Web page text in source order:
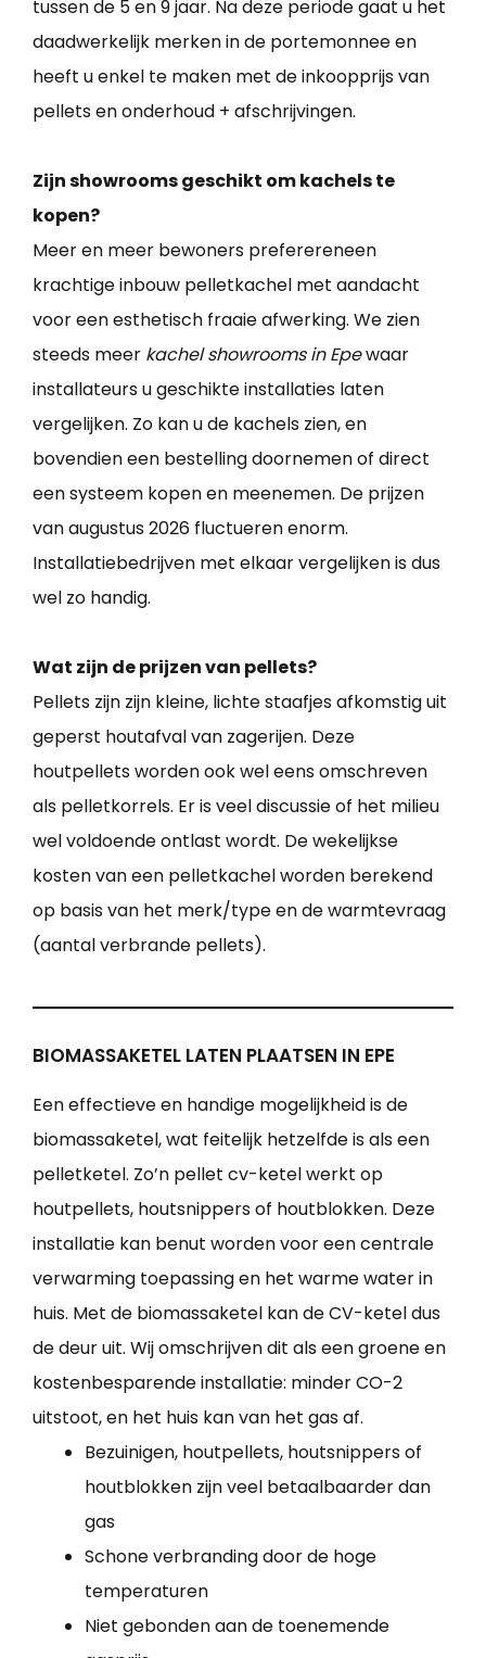
tussen de 5 en 9 jaar. Na deze periode gaat u het
daadwerkelijk merken in de portemonnee en
heeft u enkel te maken met de inkoopprijs van
pellets en onderhoud + afschrijvingen.
Zijn showrooms geschikt om kachels te
kopen?
Meer en meer bewoners preferereneen
krachtige inbouw pelletkachel met aandacht
voor een esthetisch fraaie afwerking. We zien
steeds meer kachel showrooms in Epewaar
installateurs u geschikte installaties laten
vergelijken. Zo kan u de kachels zien, en
bovendien een bestelling doornemen of direct
een systeem kopen en meenemen. De prijzen
van augustus 2026 fluctueren enorm.
Installatiebedrijven met elkaar vergelijken is dus
wel zo handig.
Wat zijn de prijzen van pellets?
Pellets zijn zijn kleine, lichte staafjes afkomstig uit
geperst houtafval van zagerijen. Deze
houtpellets worden ook wel eens omschreven
als pelletkorrels. Er is veel discussie of het milieu
wel voldoende ontlast wordt. De wekelijkse
kosten van een pelletkachel worden berekend
op basis van het merk/type en de warmtevraag
(aantal verbrande pellets).
BIOMASSAKETEL LATEN PLAATSEN IN EPE
Een effectieve en handige mogelijkheid is de
biomassaketel, wat feitelijk hetzelfde is als een
pelletketel. Zo’n pellet cv-ketel werkt op
houtpellets, houtsnippers of houtblokken. Deze
installatie kan benut worden voor een centrale
verwarming toepassing en het warme water in
huis. Met de biomassaketel kan de CV-ketel dus
de deur uit. Wij omschrijven dit als een groene en
kostenbesparende installatie: minder CO-2
uitstoot, en het huis kan van het gas af.
Bezuinigen, houtpellets, houtsnippers of
houtblokken zijn veel betaalbaarder dan
gas
Schone verbranding door de hoge
temperaturen
Niet gebonden aan de toenemende